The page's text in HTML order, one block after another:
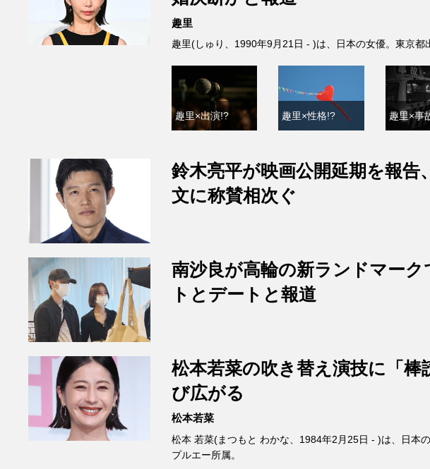
趣里
趣里(しゅり、1990年9月21日 - )は、日本の女優。東京都
趣里×出演!? 趣里×性格!? 趣里×事
鈴木亮平が映画公開延期を報告
文に称賛相次ぐ
南沙良が高輪の新ランドマーク
トとデートと報道
松本若菜の吹き替え演技に「棒
び広がる
松本若菜
松本 若菜(まつもと わかな、1984年2月25日 - )は、日本
プルエー所属。